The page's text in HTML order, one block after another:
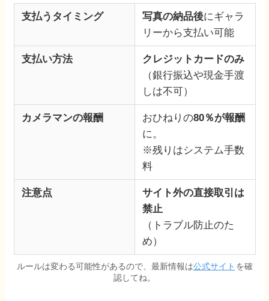
支払うタイミング 写真の納品後にギャラ
リーから支払い可能
支払い方法
クレジットカードのみ
（銀行振込や現金手渡
しは不可）
カメラマンの報酬 おひねりの80％が報酬
に。
※残りはシステム手数
料
注意点
サイト外の直接取引は
禁止
（トラブル防止のた
め）
ルールは変わる可能性があるので、最新情報は公式サイト を確
認してね。